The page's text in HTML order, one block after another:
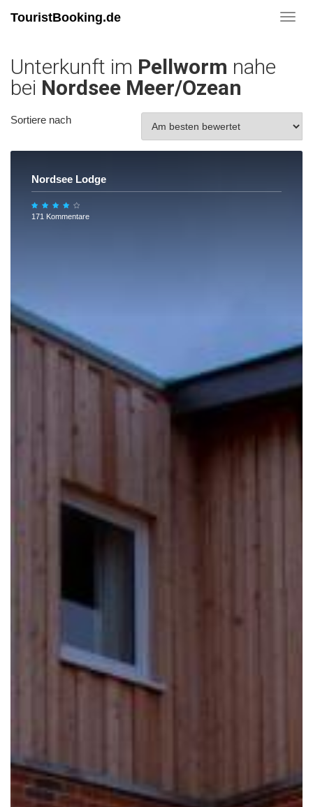
TouristBooking.de
Unterkunft im Pellworm nahe
bei Nordsee Meer/Ozean
Sortiere nach
Nordsee Lodge
171 Kommentare